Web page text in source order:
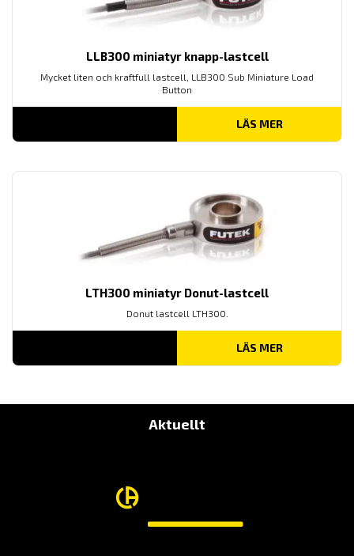
LLB300 miniatyr knapp-lastcell
Mycket liten och kraftfull lastcell, LLB300 Sub Miniature Load
Button
LÄS MER
LTH300 miniatyr Donut-lastcell
Donut lastcell LTH300.
LÄS MER
Aktuellt